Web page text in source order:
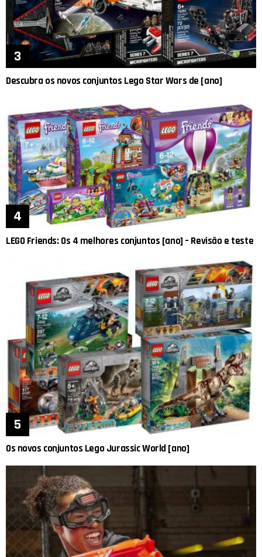
Descubra os novos conjuntos Lego Star Wars de [ano]
LEGO Friends: Os 4 melhores conjuntos [ano] – Revisão e teste
Os novos conjuntos Lego Jurassic World [ano]